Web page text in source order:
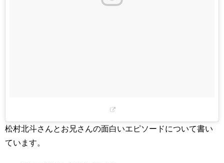
松村北斗さんとお兄さんの面白いエピソードについて書い
ています。